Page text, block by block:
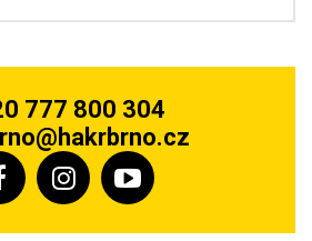
777 800 304